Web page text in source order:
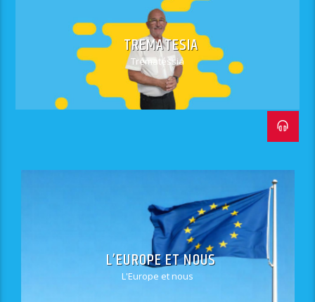
TREMATESIA
Trématéssia
L’EUROPE ET NOUS
L'Europe et nous